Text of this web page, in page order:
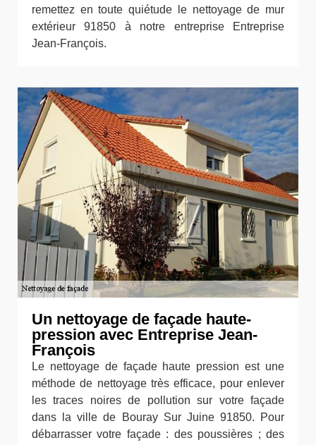
remettez en toute quiétude le nettoyage de mur
extérieur 91850 à notre entreprise Entreprise
Jean-François.
Un nettoyage de façade haute-
pression avec Entreprise Jean-
François
Le nettoyage de façade haute pression est une
méthode de nettoyage très efficace, pour enlever
les traces noires de pollution sur votre façade
dans la ville de Bouray Sur Juine 91850. Pour
débarrasser votre façade : des poussières ; des